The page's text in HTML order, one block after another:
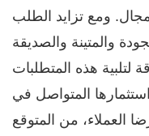
ومع تزايد الطلب
والمتينة والصديقة
لتلبية هذه المتطلبات
المتواصل في
العملاء، من المتوقع